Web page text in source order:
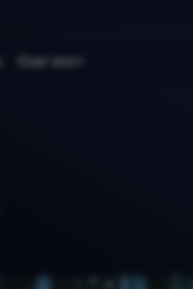
Over ons